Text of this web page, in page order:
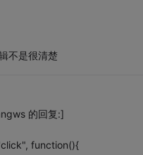
不是很清楚
的回复:]
function(){